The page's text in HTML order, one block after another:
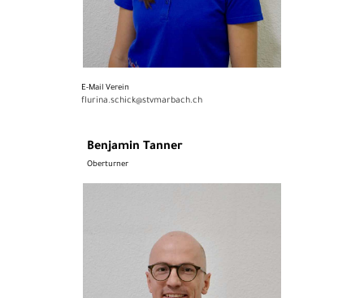
E-Mail Verein
flurina.schick@stvmarbach.ch
Benjamin Tanner
Oberturner